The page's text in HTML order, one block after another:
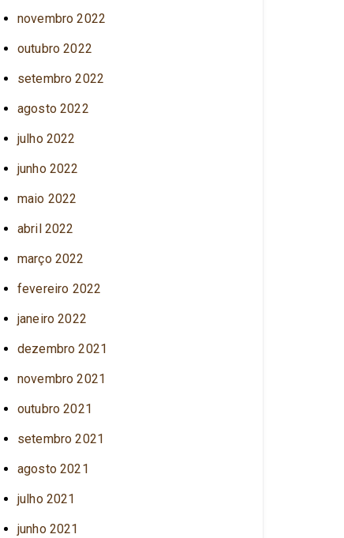
novembro 2022
outubro 2022
setembro 2022
agosto 2022
julho 2022
junho 2022
maio 2022
abril 2022
março 2022
fevereiro 2022
janeiro 2022
dezembro 2021
novembro 2021
outubro 2021
setembro 2021
agosto 2021
julho 2021
junho 2021